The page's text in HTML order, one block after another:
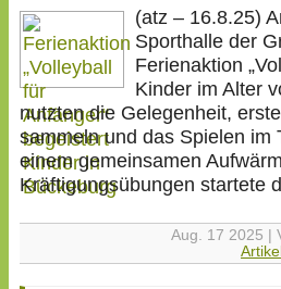
(atz – 16.8.25)
Sporthalle der
Ferienaktion
Kinder im Alter
nutzten die Gelegenheit,
sammeln und das Spielen im
einem gemeinsamen
Kräftigungsübungen startete
Aug. 17 2025 |
Artikel